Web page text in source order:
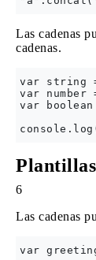
Las cadenas
cadenas.
var string
var number
var
6
Las cadenas